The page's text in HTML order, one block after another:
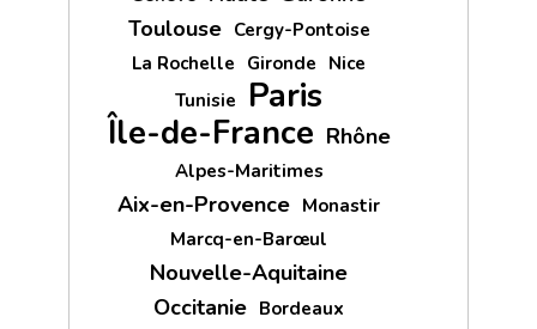
Toulouse Cergy-Pontoise
La Rochelle Gironde Nice
Tunisie
Paris
Île-de-France Rhône
Alpes-Maritimes
Aix-en-Provence Monastir
Marcq-en-Barœul
Nouvelle-Aquitaine
Occitanie Bordeaux